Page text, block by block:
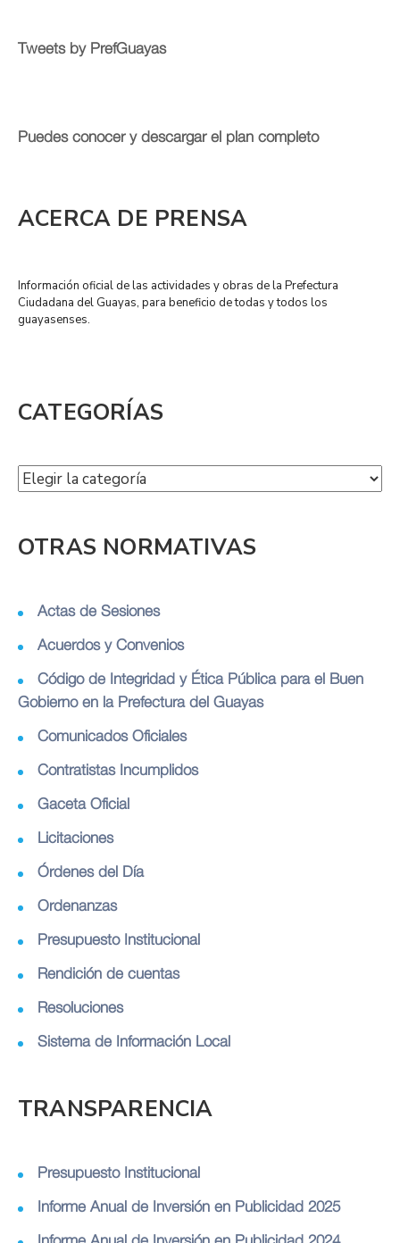
Tweets by PrefGuayas
Puedes conocer y descargar el plan completo
ACERCA DE PRENSA
Información oficial de las actividades y obras de la Prefectura
Ciudadana del Guayas, para beneficio de todas y todos los
guayasenses.
CATEGORÍAS
OTRAS NORMATIVAS
Actas de Sesiones
Acuerdos y Convenios
Código de Integridad y Ética Pública para el Buen
Gobierno en la Prefectura del Guayas
Comunicados Oficiales
Contratistas Incumplidos
Gaceta Oficial
Licitaciones
Órdenes del Día
Ordenanzas
Presupuesto Institucional
Rendición de cuentas
Resoluciones
Sistema de Información Local
TRANSPARENCIA
Presupuesto Institucional
Informe Anual de Inversión en Publicidad 2025